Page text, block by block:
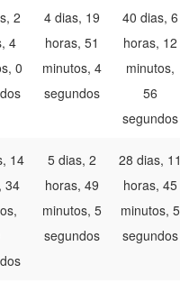
2
4
0
4 dias, 19
horas, 51
minutos, 4
segundos
40 dias, 6
horas, 12
minutos,
56
segundos
14
34
5 dias, 2
horas, 49
minutos, 5
segundos
28 dias, 11
horas, 45
minutos, 5
segundos